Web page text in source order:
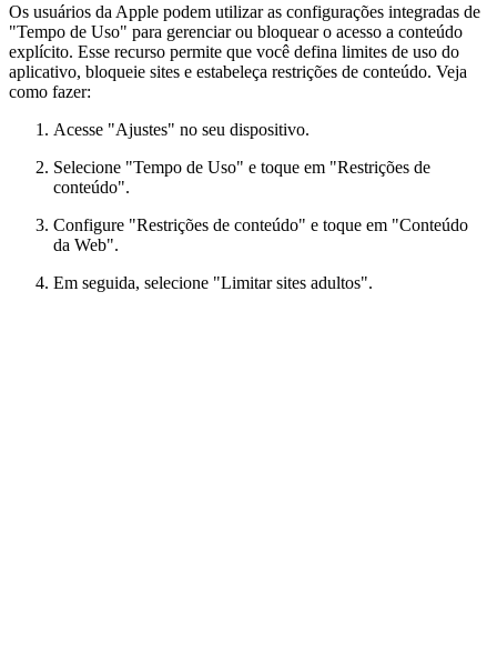
Os usuários da Apple podem utilizar as configurações integradas de
"Tempo de Uso" para gerenciar ou bloquear o acesso a conteúdo
explícito. Esse recurso permite que você defina limites de uso do
aplicativo, bloqueie sites e estabeleça restrições de conteúdo. Veja
como fazer:
Acesse "Ajustes" no seu dispositivo.
Selecione "Tempo de Uso" e toque em "Restrições de
conteúdo".
Configure "Restrições de conteúdo" e toque em "Conteúdo
da Web".
Em seguida, selecione "Limitar sites adultos".